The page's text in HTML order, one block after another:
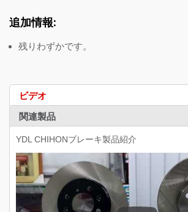
追加情報:
残りわずかです。
ビデオ
関連製品
YDL CHIHONブレーキ製品紹介